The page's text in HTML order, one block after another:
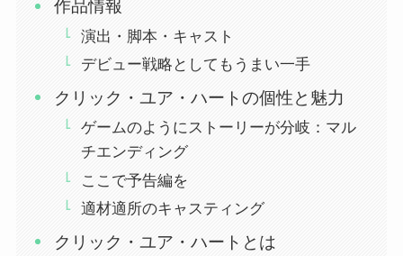
作品情報
演出・脚本・キャスト
デビュー戦略としてもうまい一手
クリック・ユア・ハートの個性と魅力
ゲームのようにストーリーが分岐：マル
チエンディング
ここで予告編を
適材適所のキャスティング
クリック・ユア・ハートとは